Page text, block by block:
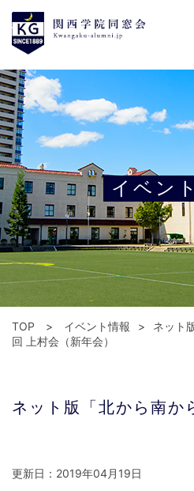
イベン
TOP イベント情報 ネット
回 上村会（新年会）
ネット版「北から南か
更新日：2019年04月19日